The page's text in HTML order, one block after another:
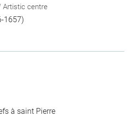
Artistic centre
1657)
à saint Pierre